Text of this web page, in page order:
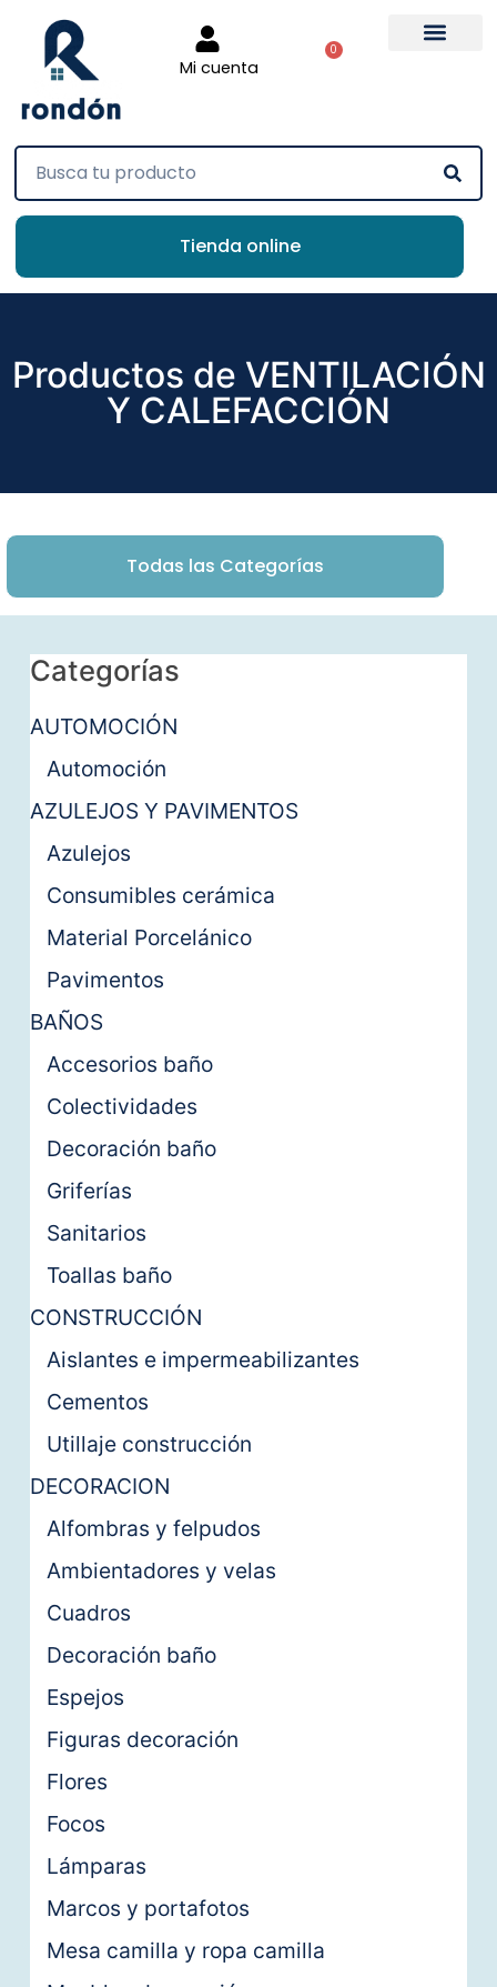
Mi cuenta
0
Tienda online
Productos de VENTILACIÓN
Y CALEFACCIÓN
Todas las Categorías
Categorías
AUTOMOCIÓN
Automoción
AZULEJOS Y PAVIMENTOS
Azulejos
Consumibles cerámica
Material Porcelánico
Pavimentos
BAÑOS
Accesorios baño
Colectividades
Decoración baño
Griferías
Sanitarios
Toallas baño
CONSTRUCCIÓN
Aislantes e impermeabilizantes
Cementos
Utillaje construcción
DECORACION
Alfombras y felpudos
Ambientadores y velas
Cuadros
Decoración baño
Espejos
Figuras decoración
Flores
Focos
Lámparas
Marcos y portafotos
Mesa camilla y ropa camilla